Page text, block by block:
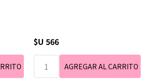
$U 566